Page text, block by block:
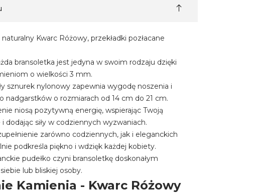
Kwarc Różowy, przekładki pozłacane
bransoletka jest jedyna w swoim rodzaju dzięki
o wielkości 3 mm.
sznurek nylonowy zapewnia wygodę noszenia i
nadgarstków o rozmiarach od 14 cm do 21 cm.
niosą pozytywną energię, wspierając Twoją
dodając siły w codziennych wyzwaniach.
zarówno codziennych, jak i eleganckich
podkreśla piękno i wdzięk każdej kobiety.
pudełko czyni bransoletkę doskonałym
lub bliskiej osoby.
Kamienia - Kwarc Różowy